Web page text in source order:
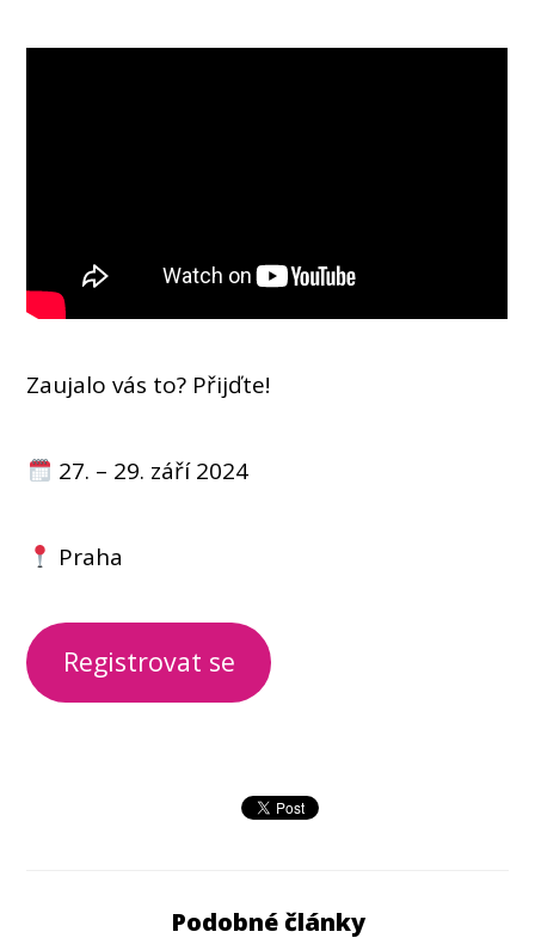
Zaujalo vás to? Přijďte!
27. – 29. září 2024
Praha
Registrovat se
Podobné články